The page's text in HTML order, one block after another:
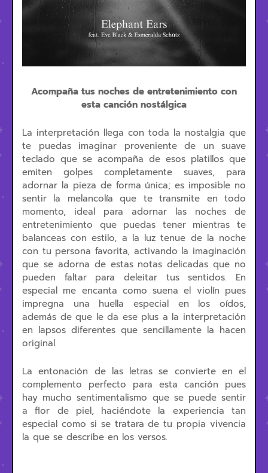
Acompaña tus noches de entretenimiento con
esta canción nostálgica
La interpretación llega con toda la nostalgia que
te puedas imaginar proveniente de un suave
teclado que se acompaña de esos platillos que
emiten golpes completamente suaves, para
adornar la pieza de forma única; es imposible no
sentir la melancolía que te transmite en todo
momento, ideal para adornar las noches de
entretenimiento que puedas tener mientras te
balanceas con estilo, a la luz tenue de la noche
con tu persona favorita, activando la imaginación
que se adorna de estas notas delicadas que no
pueden faltar para deleitar tus sentidos. En
especial me encanta como suena el violín pues
impregna una huella especial en los oídos,
además de que le da ese plus a la interpretación
en lapsos diferentes que sencillamente la hacen
original.
La entonación de las letras se convierte en el
complemento perfecto para esta canción pues
hay mucho sentimentalismo que se puede sentir
a flor de piel, haciéndote la experiencia tan
especial como si se tratara de tu propia vivencia
la que se describe en los versos.